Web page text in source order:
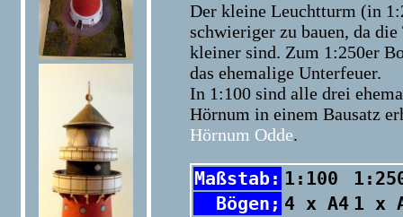
Der kleine Leuchtturm (in
schwieriger zu bauen, da
kleiner sind. Zum 1:250er
das ehemalige Unterfeuer.
In 1:100 sind alle drei
Hörnum in einem Bausatz
Hörnum Odde.
Maßstab: 1:100
Bögen; 4 x A4 1 x